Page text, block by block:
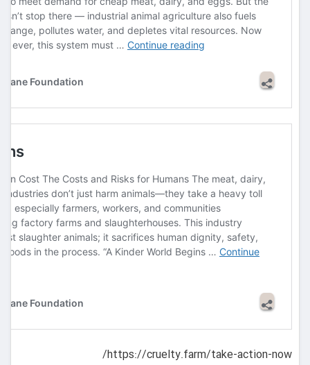
https://cruelty.farm/take-action-now/